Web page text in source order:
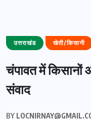
उत्तराखंड खेती/किसानी
चंपावत में किसानों
संवाद
BY